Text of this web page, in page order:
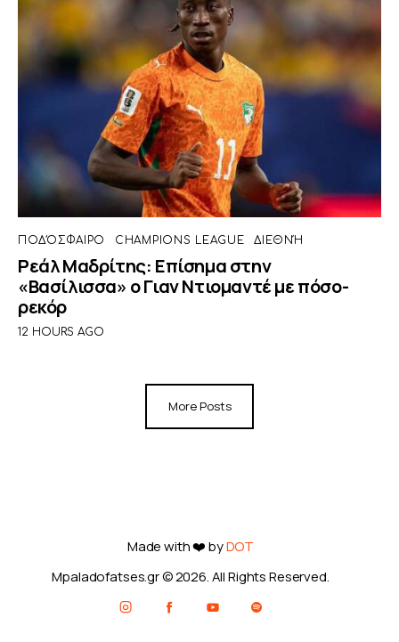
ΠΟΔΌΣΦΑΙΡΟ CHAMPIONS LEAGUE ΔΙΕΘΝΉ
Ρεάλ Μαδρίτης: Επίσημα στην
«Βασίλισσα» ο Γιαν Ντιομαντέ με πόσο-
ρεκόρ
12 HOURS AGO
More Posts
Made with ❤️ byDOT
Mpaladofatses.gr © 2026. All Rights Reserved.